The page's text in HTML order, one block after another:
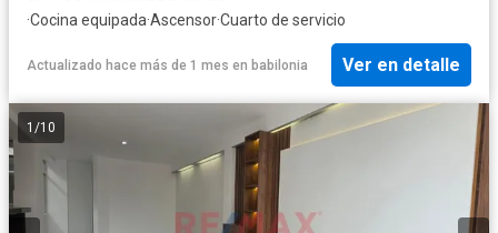
·Cocina equipada·Ascensor·Cuarto de servicio
Actualizado hace más de 1 mes en babilonia Ver en detalle
1 /10